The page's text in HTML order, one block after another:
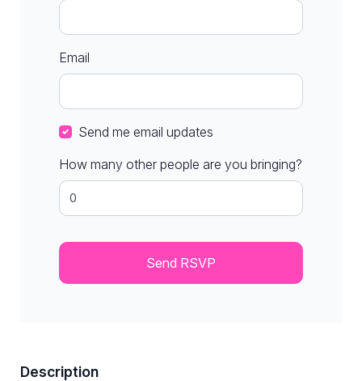
Email
Send me email updates
How many other people are you bringing?
Description